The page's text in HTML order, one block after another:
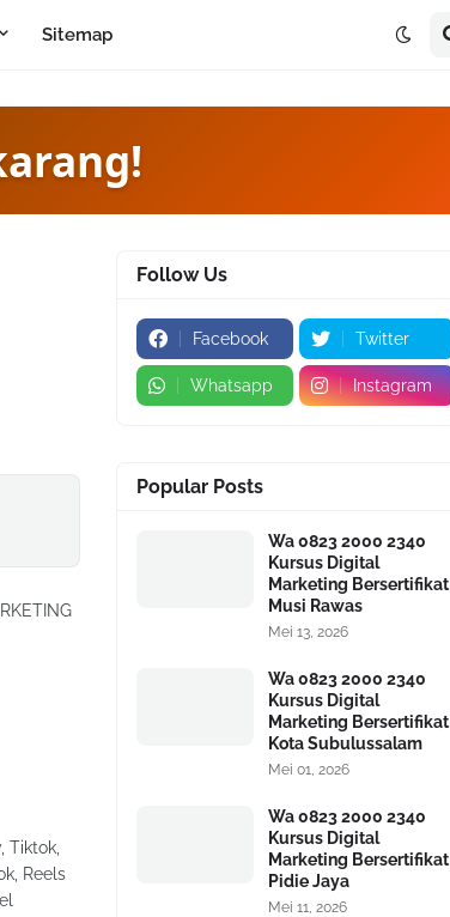
Sitemap
Tiktok,
Reels
Follow Us
Facebook Twitter
Whatsapp Instagram
Popular Posts
Wa 0823 2000 2340
Kursus Digital
Marketing Bersertifikat
Musi Rawas
Mei 13, 2026
Wa 0823 2000 2340
Kursus Digital
Marketing Bersertifikat
Kota Subulussalam
Mei 01, 2026
Wa 0823 2000 2340
Kursus Digital
Marketing Bersertifikat
Pidie Jaya
Mei 11, 2026